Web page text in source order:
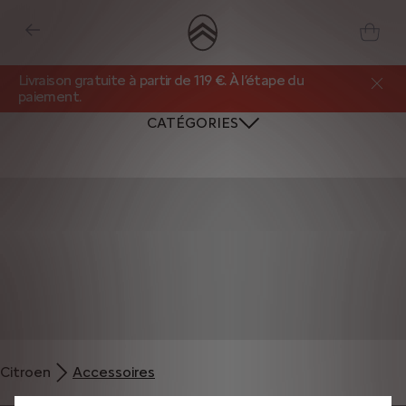
Livraison gratuite à partir de 119 €. À l’étape du
paiement.
CATÉGORIES
Citroen Accessoires
permettent de vous fournir des fonctionnalités essentielles telles que la